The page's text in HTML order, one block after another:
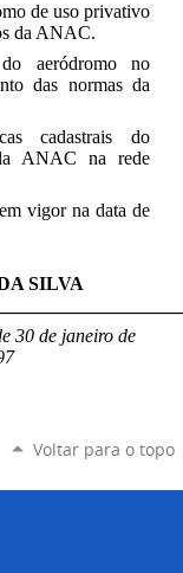
de uso privativo
da ANAC.
aeródromo no
das normas da
cadastrais do
ANAC na rede
vigor na data de
SILVA
30 de janeirode
Voltar para o topo